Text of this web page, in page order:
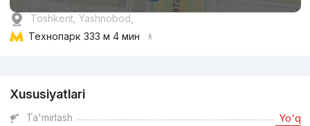
Toshkent, Yashnobod,
Технопарк 333 м 4 мин
Xususiyatlari
Ta'mirlash Yo'q